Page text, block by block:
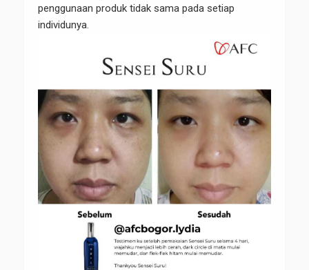
penggunaan produk tidak sama pada setiap
individunya.